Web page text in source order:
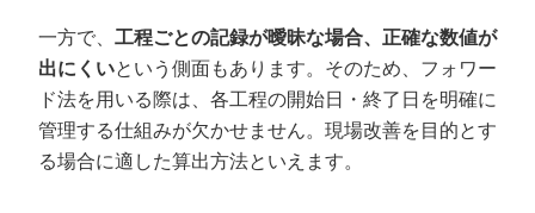
一方で、 工程ごとの記録が曖昧な場合、正確な数値が
出にくいという側面もあります。そのため、フォワー
ド法を用いる際は、各工程の開始日・終了日を明確に
管理する仕組みが欠かせません。現場改善を目的とす
る場合に適した算出方法といえます。